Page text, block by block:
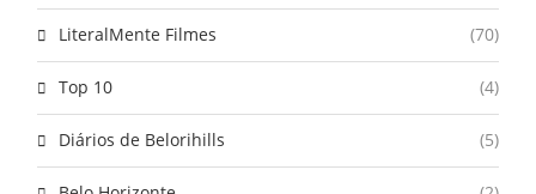
LiteralMente Filmes (70)
Top 10 (4)
Diários de Belorihills (5)